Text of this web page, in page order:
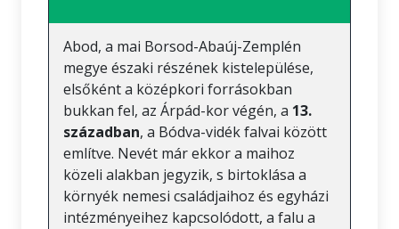
Abod, a mai Borsod-Abaúj-Zemplén
megye északi részének kistelepülése,
elsőként a középkori forrásokban
bukkan fel, az Árpád-kor végén, a 13.
században, a Bódva-vidék falvai között
említve. Nevét már ekkor a maihoz
közeli alakban jegyzik, s birtoklása a
környék nemesi családjaihoz és egyházi
intézményeihez kapcsolódott, a falu a